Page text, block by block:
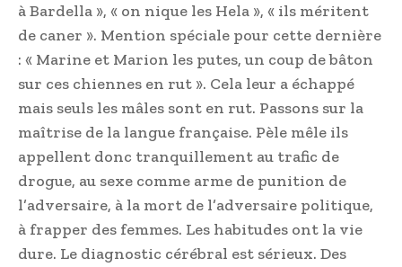
à Bardella », « on nique les Hela », « ils méritent
de caner ». Mention spéciale pour cette dernière
: « Marine et Marion les putes, un coup de bâton
sur ces chiennes en rut ». Cela leur a échappé
mais seuls les mâles sont en rut. Passons sur la
maîtrise de la langue française. Pèle mêle ils
appellent donc tranquillement au trafic de
drogue, au sexe comme arme de punition de
l’adversaire, à la mort de l’adversaire politique,
à frapper des femmes. Les habitudes ont la vie
dure. Le diagnostic cérébral est sérieux. Des